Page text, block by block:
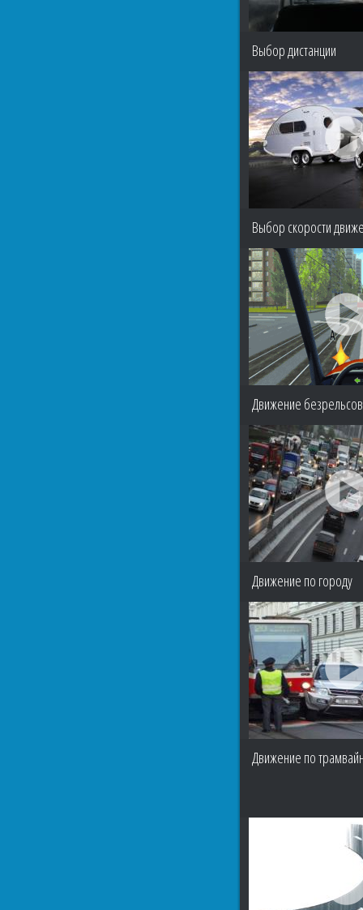
Выбор дистанции
Выбор скорости
Движение
Движение по городу
Движение по